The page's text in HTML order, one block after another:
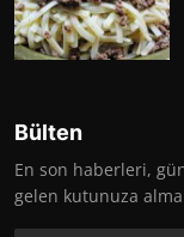
Bülten
En son haberleri,
gelen kutunuza